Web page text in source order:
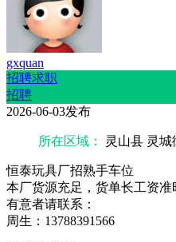
gxquan
招聘求职
招聘
2026-06-03发布
所在区域： 灵山县 灵城
恒泰玩具厂招熟手车位
本厂货源充足，货单长工资准
有意者请联系：
周生：13788391566